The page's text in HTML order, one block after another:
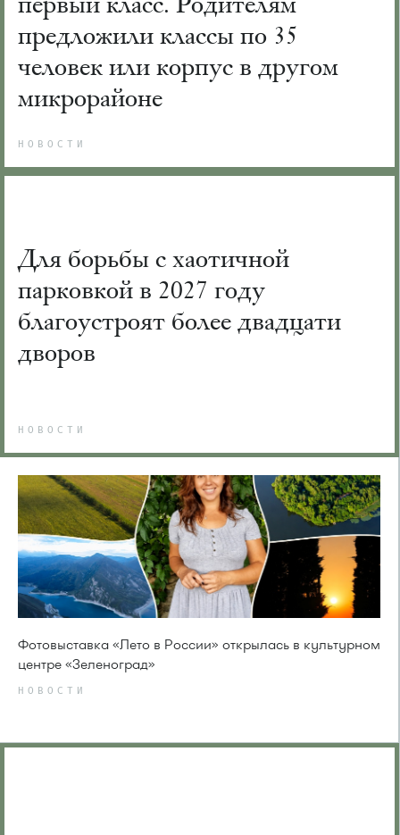
предложили классы по 35
человек или корпус в другом
микрорайоне
НОВОСТИ
Для борьбы с хаотичной
парковкой в 2027 году
благоустроят более двадцати
дворов
НОВОСТИ
Фотовыставка «Лето в России» открылась в культурном
центре «Зеленоград»
НОВОСТИ